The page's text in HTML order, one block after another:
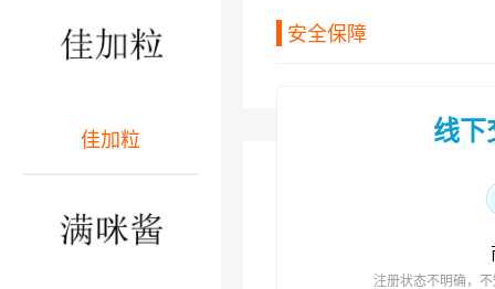
安全保障
线下
注册状态不明确，
佳加粒